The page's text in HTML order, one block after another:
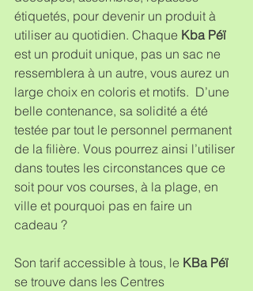
étiquetés, pour devenir un produit à
utiliser au quotidien. Chaque Kba Péï
est un produit unique, pas un sac ne
ressemblera à un autre, vous aurez un
large choix en coloris et motifs.  D’une
belle contenance, sa solidité a été
testée par tout le personnel permanent
de la filière. Vous pourrez ainsi l’utiliser
dans toutes les circonstances que ce
soit pour vos courses, à la plage, en
ville et pourquoi pas en faire un
cadeau ?
Son tarif accessible à tous, le KBa Péï
se trouve dans les Centres